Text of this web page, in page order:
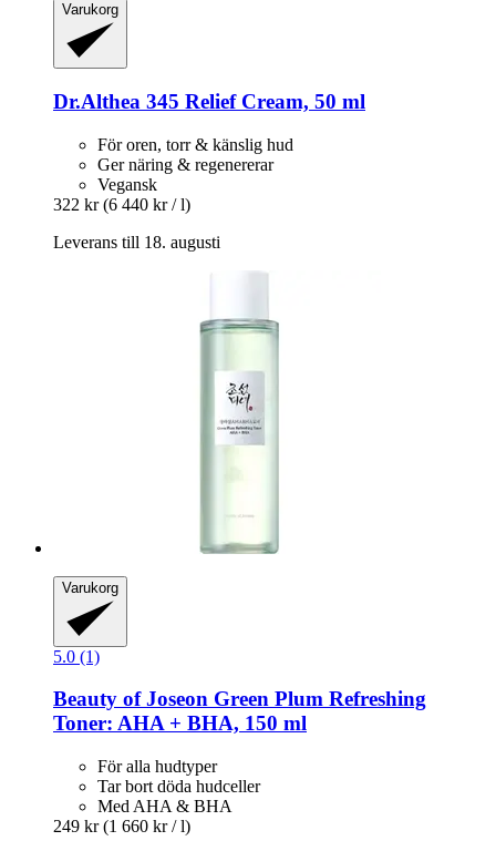
Varukorg
Dr.Althea 345 Relief Cream, 50 ml
För oren, torr & känslig hud
Ger näring & regenererar
Vegansk
322 kr (6 440 kr / l)
Leverans till 18. augusti
Varukorg
5.0 (1)
Beauty of Joseon Green Plum Refreshing
Toner: AHA + BHA, 150 ml
För alla hudtyper
Tar bort döda hudceller
Med AHA & BHA
249 kr (1 660 kr / l)